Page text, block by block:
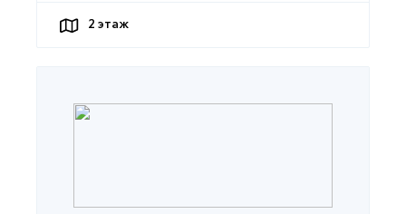
2 этаж